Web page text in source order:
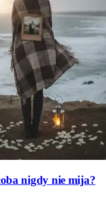
nigdy nie mija?